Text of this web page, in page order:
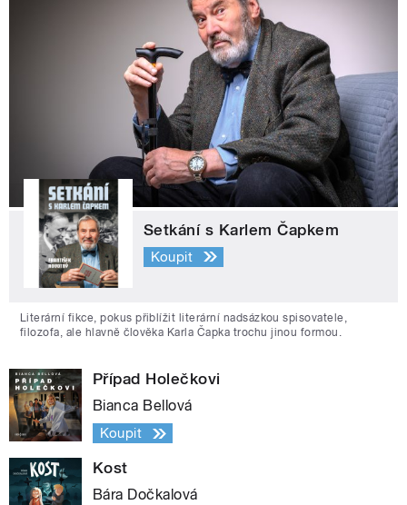
Setkání s Karlem Čapkem
Koupit
Literární fikce, pokus přiblížit literární nadsázkou spisovatele,
filozofa, ale hlavně člověka Karla Čapka trochu jinou formou.
Případ Holečkovi
Bianca Bellová
Koupit
Kost
Bára Dočkalová